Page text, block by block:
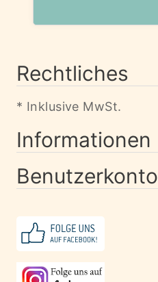
Rechtliches
* Inklusive MwSt.
Informationen
Benutzerkonto